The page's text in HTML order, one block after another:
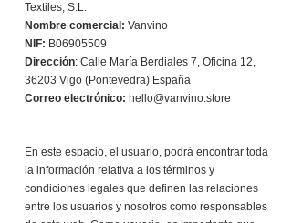
Textiles, S.L.
Nombre comercial: Vanvino
NIF: B06905509
Dirección: Calle María Berdiales 7, Oficina 12,
36203 Vigo (Pontevedra) España
Correo electrónico: hello@vanvino.store
En este espacio, el usuario, podrá encontrar toda
la información relativa a los términos y
condiciones legales que definen las relaciones
entre los usuarios y nosotros como responsables